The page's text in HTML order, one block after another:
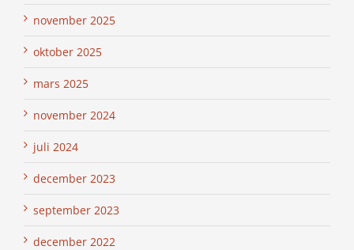
november 2025
oktober 2025
mars 2025
november 2024
juli 2024
december 2023
september 2023
december 2022